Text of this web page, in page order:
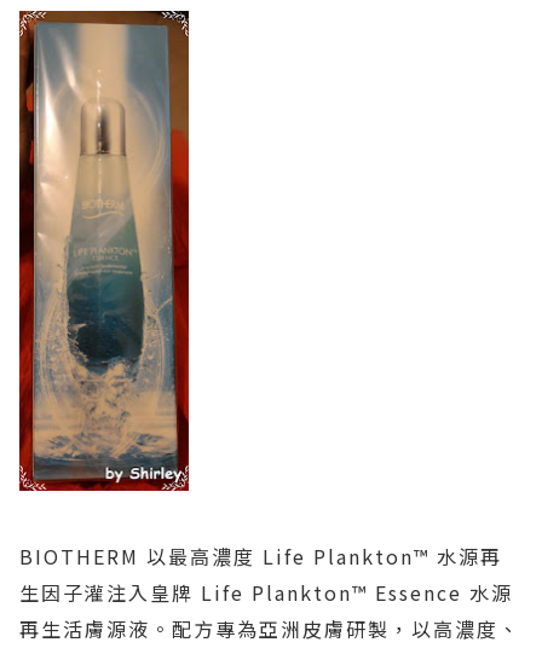
BIOTHERM 以最高濃度 Life Plankton™ 水源再
生因子灌注入皇牌 Life Plankton™ Essence 水源
再生活膚源液。配方專為亞洲皮膚研製，以高濃度、